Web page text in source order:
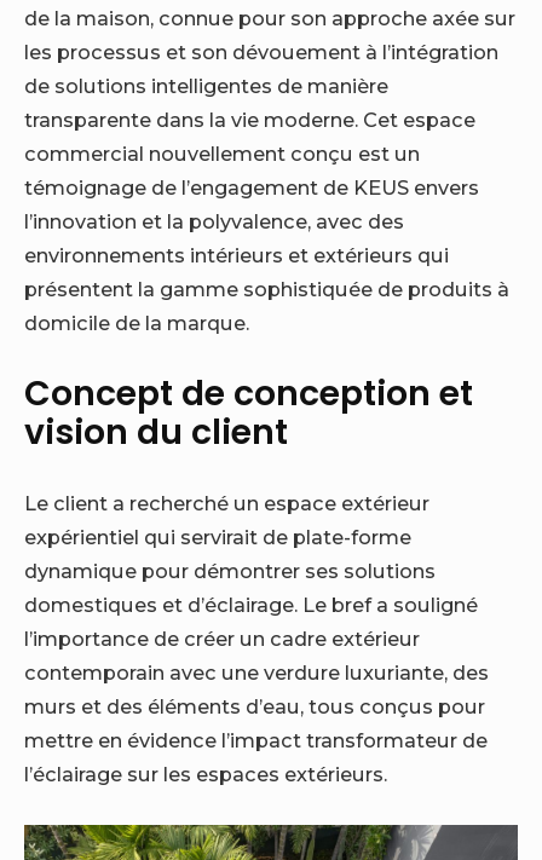
de la maison, connue pour son approche axée sur
les processus et son dévouement à l’intégration
de solutions intelligentes de manière
transparente dans la vie moderne. Cet espace
commercial nouvellement conçu est un
témoignage de l’engagement de KEUS envers
l’innovation et la polyvalence, avec des
environnements intérieurs et extérieurs qui
présentent la gamme sophistiquée de produits à
domicile de la marque.
Concept de conception et
vision du client
Le client a recherché un espace extérieur
expérientiel qui servirait de plate-forme
dynamique pour démontrer ses solutions
domestiques et d’éclairage. Le bref a souligné
l’importance de créer un cadre extérieur
contemporain avec une verdure luxuriante, des
murs et des éléments d’eau, tous conçus pour
mettre en évidence l’impact transformateur de
l’éclairage sur les espaces extérieurs.